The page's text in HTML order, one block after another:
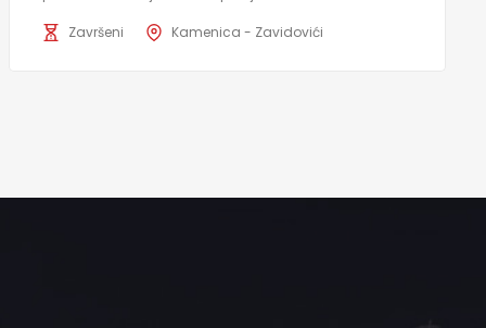
Završeni Kamenica - Zavidovići